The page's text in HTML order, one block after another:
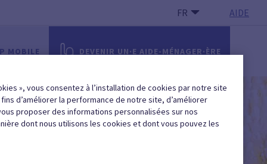
FR AIDE
MOBILE DEVENIR UN·E AIDE-MÉNAGER·ÈRE
», vous consentez à l’installation de cookies par notre site
d’améliorer la performance de notre site, d’améliorer
proposer des informations personnalisées sur nos
dont nous utilisons les cookies et dont vous pouvez les